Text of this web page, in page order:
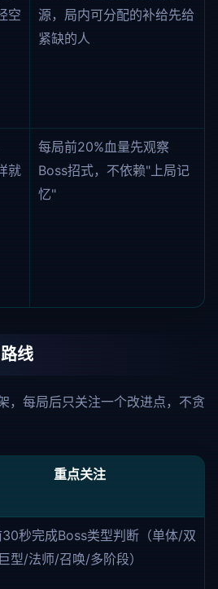
空
源，局内可分配的补给先给
紧缺的人
就
每局前20%血量先观察
Boss招式，不依赖"上局记
忆"
线
，每局后只关注一个改进点，不贪
重点关注
秒完成Boss类型判断（单体/双
型/法师/召唤/多阶段）